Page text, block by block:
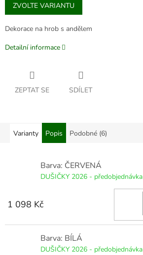
cena:
ZVOLTE VARIANTU
Dekorace na hrob s andělem
Detailní informace
ZEPTAT SE SDÍLET
Varianty Popis Podobné (6)
Barva: ČERVENÁ
DUŠIČKY 2026 - předobjednávka
1 098 Kč
Barva: BÍLÁ
DUŠIČKY 2026 - předobjednávka